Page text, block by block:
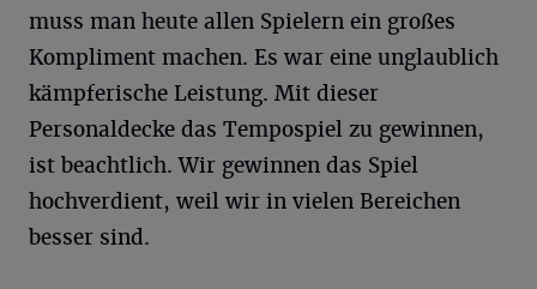
muss man heute allen Spielern ein großes
Kompliment machen. Es war eine unglaublich
kämpferische Leistung. Mit dieser
Personaldecke das Tempospiel zu gewinnen,
ist beachtlich. Wir gewinnen das Spiel
hochverdient, weil wir in vielen Bereichen
besser sind.